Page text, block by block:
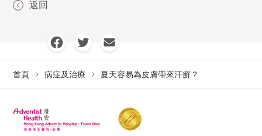
霉菌滋生，故較易有股癬。
胺」如特比奈芬、「唑類」如伊曲康唑
（Griseofulvin）。烯丙胺及唑類藥物透過不同藥理殺死
則可防止真菌細胞生長繁殖而發揮作用。
膚癬出現。首先是盡量保持身體乾爽，尤其是手指縫、
會有幫助。同時，如運動或大量出汗後應儘快沐浴及抹
腳。如本身患有腳癬、灰甲或其他皮膚癬，應避免捏
並要及早治療，而觸碰患處之後謹記洗手，以免皮膚癬
蔓延到身體其他地方或感染他人。
返回
首頁 病症及治療 夏天容易為皮膚帶來汗癬？